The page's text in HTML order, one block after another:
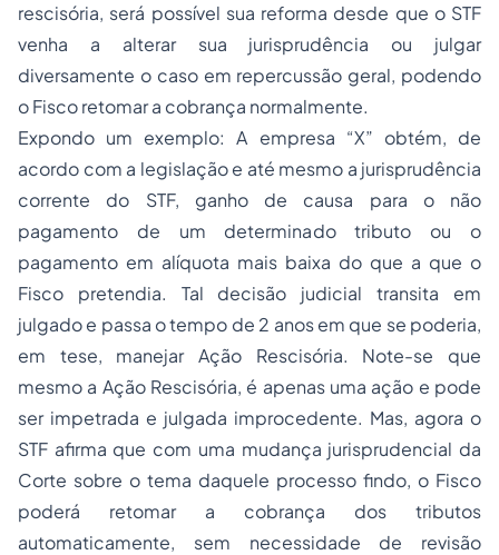
rescisória, será possível sua reforma desde que o STF
venha a alterar sua jurisprudência ou julgar
diversamente o caso em repercussão geral, podendo
o Fisco retomar a cobrança normalmente.
Expondo um exemplo: A empresa “X” obtém, de
acordo com a legislação e até mesmo a jurisprudência
corrente do STF, ganho de causa para o não
pagamento de um determinado tributo ou o
pagamento em alíquota mais baixa do que a que o
Fisco pretendia. Tal decisão judicial transita em
julgado e passa o tempo de 2 anos em que se poderia,
em tese, manejar Ação Rescisória. Note-se que
mesmo a Ação Rescisória, é apenas uma ação e pode
ser impetrada e julgada improcedente. Mas, agora o
STF afirma que com uma mudança jurisprudencial da
Corte sobre o tema daquele processo findo, o Fisco
poderá retomar a cobrança dos tributos
automaticamente, sem necessidade de revisão